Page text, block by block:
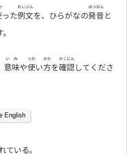
った例文
れいぶん
を、ひらがなの発音
はつおん
と
意味
いみ
や使
つか
い方
かた
を確認
かくにん
してくださ
English
ている。